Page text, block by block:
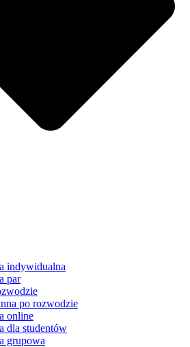
indywidualna
par
po rozwodzie
online
dla studentów
grupowa